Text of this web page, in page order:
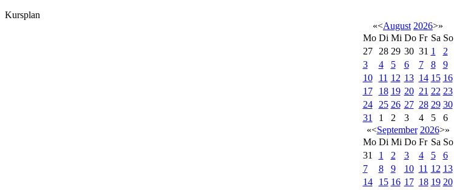
Kursplan
«<August 2026>»
Mo Di Mi Do Fr Sa So
27
28 29 30 31 1
2
3
4 5 6 7 8
9
10
11 12 13 14 15 16
17
18 19 20 21 22 23
24
25 26 27 28 29 30
31
1 2 3 4 5
6
«<September 2026>»
Mo Di Mi Do Fr Sa So
31
1 2 3 4 5
6
7
8 9 10 11 12 13
14
15 16 17 18 19 20